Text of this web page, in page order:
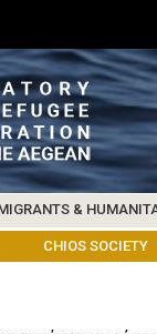
&
CHIOS SOCIETY